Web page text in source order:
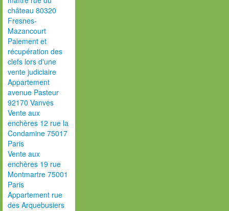
château 80320
Fresnes-
Mazancourt
Paiement et
récupération des
clefs lors d'une
vente judiciaire
Appartement
avenue Pasteur
92170 Vanves
Vente aux
enchères 12 rue la
Condamine 75017
Paris
Vente aux
enchères 19 rue
Montmartre 75001
Paris
Appartement rue
des Arquebusiers